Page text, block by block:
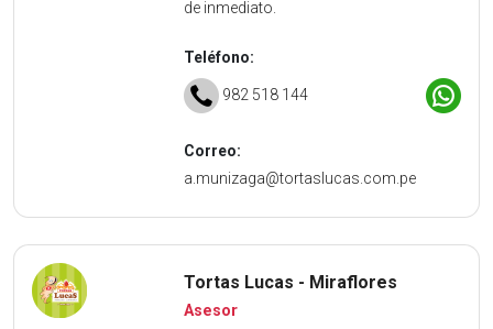
de inmediato.
Teléfono:
982 518 144
Correo:
a.munizaga@tortaslucas.com.pe
Tortas Lucas - Miraflores
Asesor